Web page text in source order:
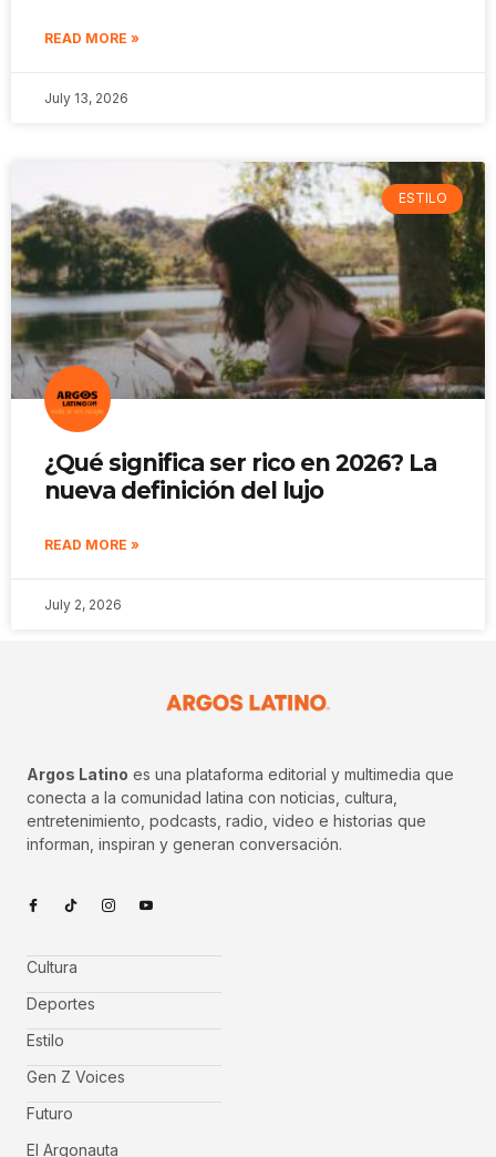
READ MORE »
July 13, 2026
ESTILO
¿Qué significa ser rico en 2026? La
nueva definición del lujo
READ MORE »
July 2, 2026
Argos Latino es una plataforma editorial y multimedia que
conecta a la comunidad latina con noticias, cultura,
entretenimiento, podcasts, radio, video e historias que
informan, inspiran y generan conversación.
Cultura
Deportes
Estilo
Gen Z Voices
Futuro
El Argonauta